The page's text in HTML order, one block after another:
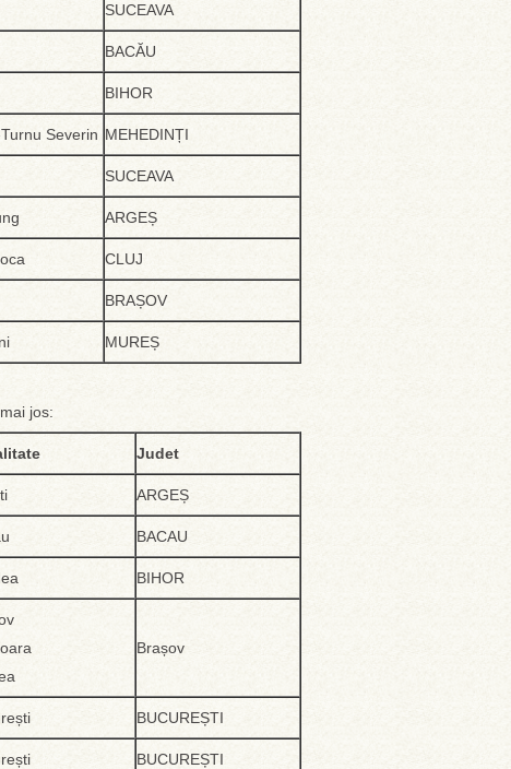
SUCEAVA
BACĂU
BIHOR
Severin MEHEDINȚI
SUCEAVA
ARGEȘ
CLUJ
BRAȘOV
MUREȘ
jos:
Judet
ARGEȘ
BACAU
BIHOR
Brașov
BUCUREȘTI
BUCUREȘTI